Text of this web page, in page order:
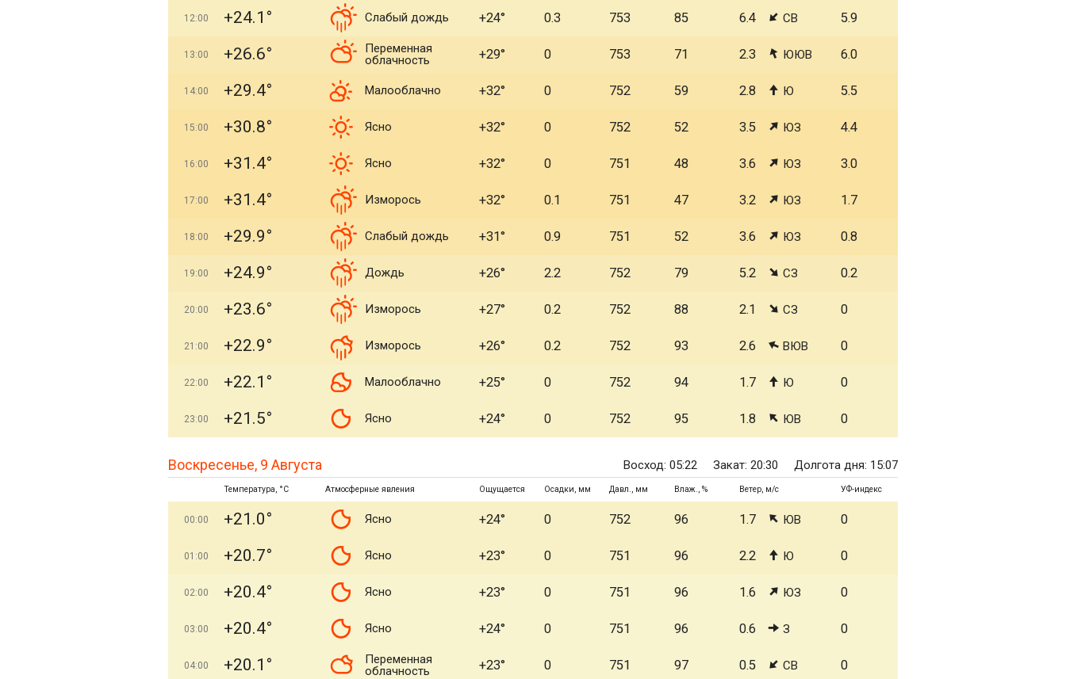
12:00 +24.1° Слабый дождь +24° 0.3 753 85 6.4 СВ 5.9
13:00 +26.6°
Переменная
облачность
+29° 0 753 71 2.3 ЮЮВ 6.0
14:00 +29.4° Малооблачно +32° 0 752 59 2.8 Ю 5.5
15:00 +30.8° Ясно +32° 0 752 52 3.5 ЮЗ 4.4
16:00 +31.4° Ясно +32° 0 751 48 3.6 ЮЗ 3.0
17:00 +31.4° Изморось +32° 0.1 751 47 3.2 ЮЗ 1.7
18:00 +29.9° Слабый дождь +31° 0.9 751 52 3.6 ЮЗ 0.8
19:00 +24.9° Дождь +26° 2.2 752 79 5.2 СЗ 0.2
20:00 +23.6° Изморось +27° 0.2 752 88 2.1 СЗ 0
21:00 +22.9° Изморось +26° 0.2 752 93 2.6 ВЮВ 0
22:00 +22.1° Малооблачно +25° 0 752 94 1.7 Ю 0
23:00 +21.5° Ясно +24° 0 752 95 1.8 ЮВ 0
Воскресенье, 9 Августа Восход: 05:22 Закат: 20:30 Долгота дня: 15:07
Температура, °C Атмосферные явления Ощущается Осадки, мм Давл., мм Влаж., % Ветер, м/с УФ-индекс
00:00 +21.0° Ясно +24° 0 752 96 1.7 ЮВ 0
01:00 +20.7° Ясно +23° 0 751 96 2.2 Ю 0
02:00 +20.4° Ясно +23° 0 751 96 1.6 ЮЗ 0
03:00 +20.4° Ясно +24° 0 751 96 0.6 З 0
04:00 +20.1°
Переменная
облачность
+23° 0 751 97 0.5 СВ 0